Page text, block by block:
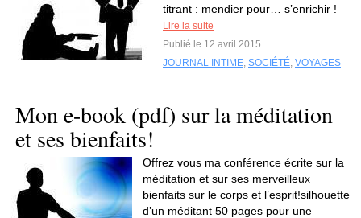
titrant : mendier pour… s’enrichir !
Lire la suite
Publié le 12 avril 2015
JOURNAL INTIME, SOCIÉTÉ, VOYAGES
Mon e-book (pdf) sur la méditation
et ses bienfaits!
Offrez vous ma conférence écrite sur la
méditation et sur ses merveilleux
bienfaits sur le corps et l’esprit!silhouette
d’un méditant 50 pages pour une